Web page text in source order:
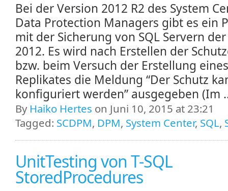
Bei der Version 2012 R2 des System
Data Protection Managers gibt es ein
mit der Sicherung von SQL Servern
2012. Es wird nach Erstellen der
bzw. beim Versuch der Erstellung eines
Replikates die Meldung “Der Schutz
konfiguriert werden” ausgegeben (Im
By Haiko Hertes on Juni 10, 2015 at 23:21
Tagged: SCDPM, DPM, System Center, SQL,
UnitTesting von T-SQL
StoredProcedures